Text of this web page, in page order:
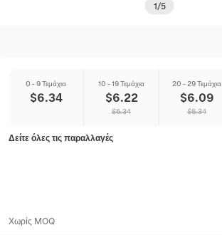
1/5
0 - 9 Τεμάχια
$6.34
10 - 19 Τεμάχια
$6.22
$6.34
20 - 29 Τεμάχια
$6.09
$6.34
Δείτε όλες τις παραλλαγές
Χωρίς MOQ